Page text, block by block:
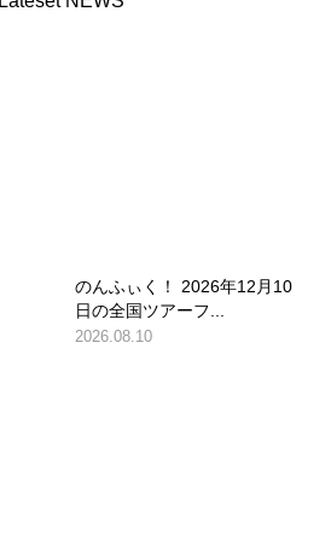
のんふぃく！ 2026年12月10
日の全国ツアーフ...
2026.08.10